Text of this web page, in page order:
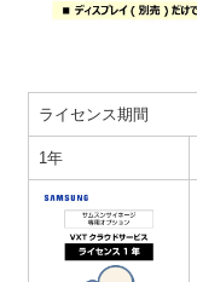
ライセンス期間
1年